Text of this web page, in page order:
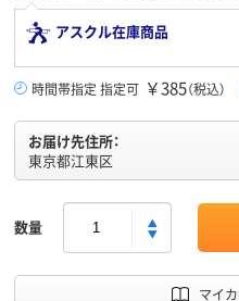
アスクル在庫商品
時間帯指定 指定可 ￥385（税込）
お届け先住所：
東京都江東区
数量
マイ